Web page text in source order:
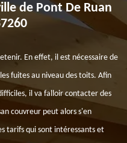
de Pont De Ruan
En effet, il est nécessaire de
fuites au niveau des toits. Afin
il va falloir contacter des
couvreur peut alors s'en
tarifs qui sont intéressants et